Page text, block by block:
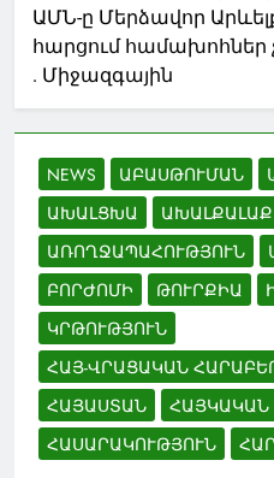
ԱՄՆ-ը Մերձավոր
հարցում համախոհներ
. Միջազգային
NEWS ԱԲԱՍԹՈՒՄԱՆ
ԱԽԱԼՑԽԱ
ԱԽԱԼՔԱԼԱՔ
ԱՌՈՂՋԱՊԱՀՈՒԹՅՈՒՆ
ԲՈՐԺՈՄԻ
ԹՈՒՐՔԻԱ
ԿՐԹՈՒԹՅՈՒՆ
ՀԱՅ-ՎՐԱՑԱԿԱՆ
ՀԱՅԱՍՏԱՆ
ՀԱՅԿԱԿԱՆ
ՀԱՍԱՐԱԿՈՒԹՅՈՒՆ